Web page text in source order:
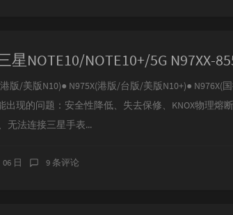
版/美版N10)● N975X(港版/台版/美版N10+)● N976X(
出现的问题：安全性降低、失去保修、KNOX物理熔
无法连接三星手表...
日 9 条评论